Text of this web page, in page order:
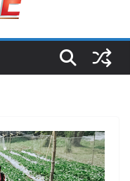
ระชาชน ครั้งที่ 2
วงเวียนใหญ่–มหาชัย”
นข้อเท็จจริงและการมี
นับสนุนนักมวยชาวไทย
รับรองสถิติมวย หลัง
งคุณภาพ